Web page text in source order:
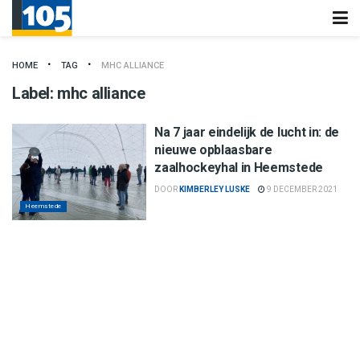
HOME TAG MHC ALLIANCE
Label: mhc alliance
Heemstede
Na 7 jaar eindelijk de lucht in: de
nieuwe opblaasbare
zaalhockeyhal in Heemstede
DOOR KIMBERLEY LUSKE 9 DECEMBER 2021